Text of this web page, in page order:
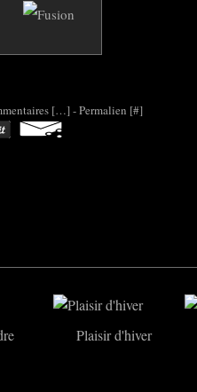
[…]- Permalien [#]
Plaisir d'hiver